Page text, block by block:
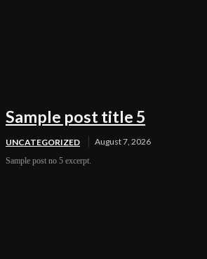
Sample post title 5
UNCATEGORIZED August 7, 2026
Sample post no 5 excerpt.